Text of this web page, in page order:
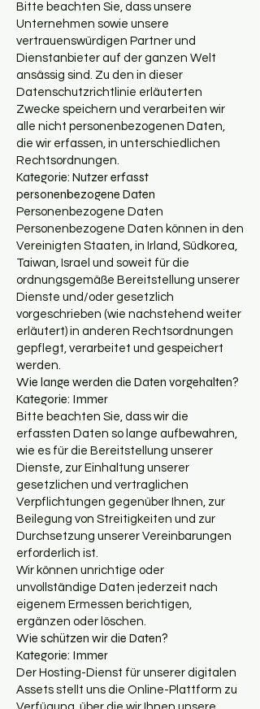
Bitte beachten Sie, dass unsere
Unternehmen sowie unsere
vertrauenswürdigen Partner und
Dienstanbieter auf der ganzen Welt
ansässig sind. Zu den in dieser
Datenschutzrichtlinie erläuterten
Zwecke speichern und verarbeiten wir
alle nicht personenbezogenen Daten,
die wir erfassen, in unterschiedlichen
Rechtsordnungen.
Kategorie: Nutzer erfasst
personenbezogene Daten
Personenbezogene Daten
Personenbezogene Daten können in den
Vereinigten Staaten, in Irland, Südkorea,
Taiwan, Israel und soweit für die
ordnungsgemäße Bereitstellung unserer
Dienste und/oder gesetzlich
vorgeschrieben (wie nachstehend weiter
erläutert) in anderen Rechtsordnungen
gepflegt, verarbeitet und gespeichert
werden.
Wie lange werden die Daten vorgehalten?
Kategorie: Immer
Bitte beachten Sie, dass wir die
erfassten Daten so lange aufbewahren,
wie es für die Bereitstellung unserer
Dienste, zur Einhaltung unserer
gesetzlichen und vertraglichen
Verpflichtungen gegenüber Ihnen, zur
Beilegung von Streitigkeiten und zur
Durchsetzung unserer Vereinbarungen
erforderlich ist.
Wir können unrichtige oder
unvollständige Daten jederzeit nach
eigenem Ermessen berichtigen,
ergänzen oder löschen.
Wie schützen wir die Daten?
Kategorie: Immer
Der Hosting-Dienst für unserer digitalen
Assets stellt uns die Online-Plattform zu